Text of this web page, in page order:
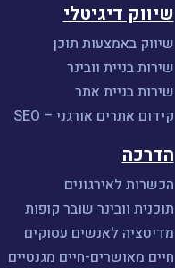
שיווק דיגיטלי
שיווק באמצעות תוכן
שירות בניית וובינר
שירות בניית אתר
קידום אתרים אורגני – SEO
הדרכה
הכשרות לאירגונים
תוכנית וובינר שובר קופות
מדיטציה לאנשים עסוקים
חיים מאושרים-חיים מגנטיים